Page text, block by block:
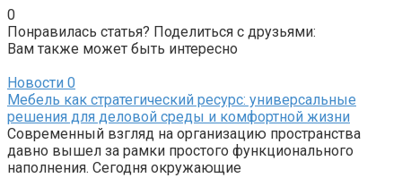
0
Понравилась статья? Поделиться с друзьями:
Вам также может быть интересно
Новости 0
Мебель как стратегический ресурс: универсальные
решения для деловой среды и комфортной жизни
Современный взгляд на организацию пространства
давно вышел за рамки простого функционального
наполнения. Сегодня окружающие